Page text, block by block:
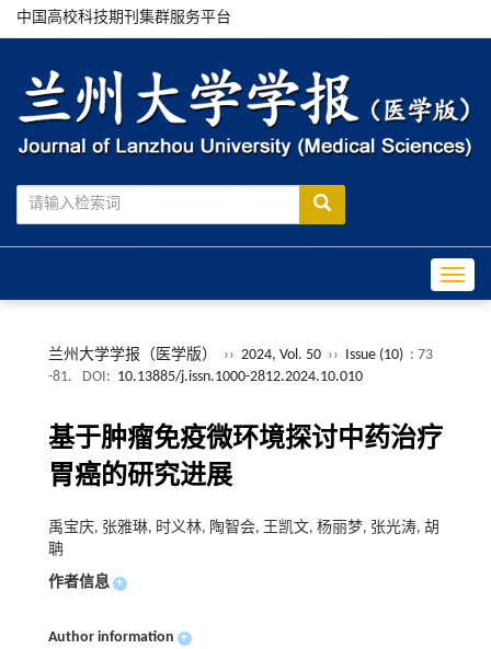
中国高校科技期刊集群服务平台
兰州大学学报（医学版） ›› 2024, Vol. 50 ›› Issue (10) : 73
-81.
DOI: 10.13885/j.issn.1000-2812.2024.10.010
基于肿瘤免疫微环境探讨中药治疗
胃癌的研究进展
禹宝庆, 张雅琳, 时义林, 陶智会, 王凯文, 杨丽梦, 张光涛, 胡
聃
作者信息 +
Author information +